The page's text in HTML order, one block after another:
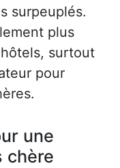
surpeuplés.
plus
surtout
pour
une
chère